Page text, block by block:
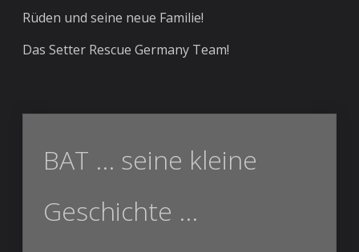
Rüden und seine neue Familie!
Das Setter Rescue Germany Team!
BAT ... seine kleine
Geschichte ...